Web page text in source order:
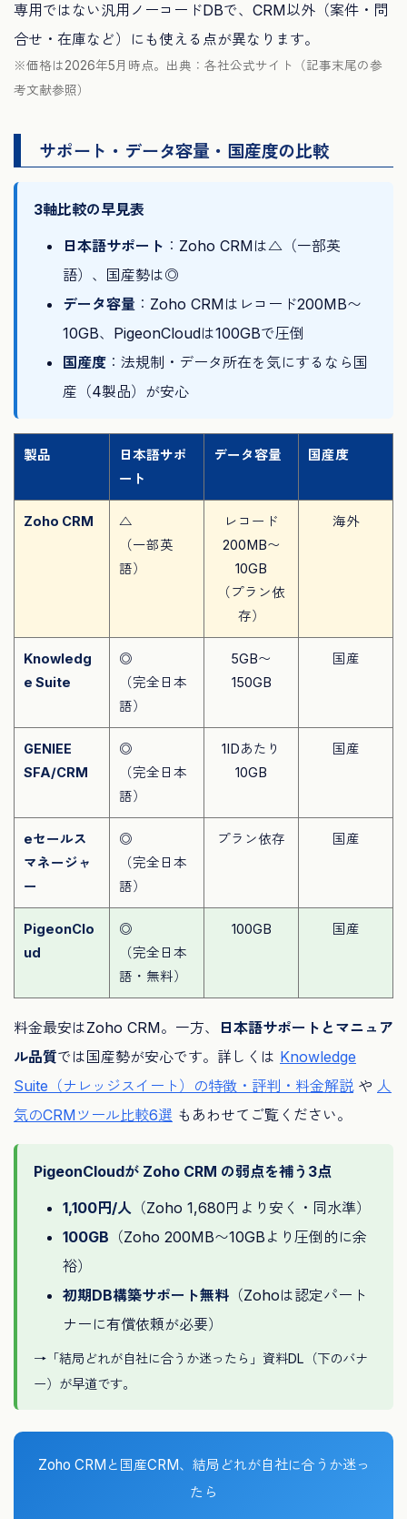
専用ではない汎用ノーコードDBで、CRM以外（案件・問
合せ・在庫など）にも使える点が異なります。
※価格は2026年5月時点。出典：各社公式サイト（記事末尾の参
考文献参照）
サポート・データ容量・国産度の比較
3軸比較の早見表
日本語サポート ：Zoho CRMは△（一部英
語）、国産勢は◎
データ容量 ：Zoho CRMはレコード200MB〜
10GB、PigeonCloudは100GBで圧倒
国産度 ：法規制・データ所在を気にするなら国
産（4製品）が安心
製品
日本語サポ
ート
データ容量 国産度
Zoho CRM
△
（一部英
語）
レコード
200MB〜
10GB
（プラン依
存）
海外
Knowledg
e Suite
◎
（完全日本
語）
5GB〜
150GB
国産
GENIEE
SFA/CRM
◎
（完全日本
語）
1IDあたり
10GB
国産
eセールス
マネージャ
ー
◎
（完全日本
語）
プラン依存 国産
PigeonClo
ud
◎
（完全日本
語・無料）
100GB 国産
料金最安はZoho CRM。一方、
日本語サポートとマニュア
ル品質では国産勢が安心です。詳しくは Knowledge
Suite（ナレッジスイート）の特徴・評判・料金解説や 人
気のCRMツール比較6選 もあわせてご覧ください。
PigeonCloudが Zoho CRM の弱点を補う3点
1,100円/人 （Zoho 1,680円より安く・同水準）
100GB （Zoho 200MB〜10GBより圧倒的に余
裕）
初期DB構築サポート無料 （Zohoは認定パート
ナーに有償依頼が必要）
→「結局どれが自社に合うか迷ったら」資料DL（下のバナ
ー）が早道です。
Zoho CRMと国産CRM、結局どれが自社に合うか迷っ
たら